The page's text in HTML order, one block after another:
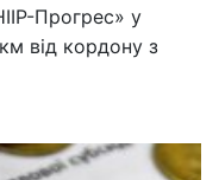
Прогрес» у
від кордону з